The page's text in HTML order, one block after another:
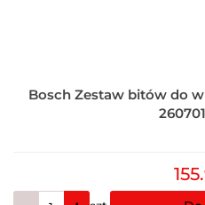
Bosch Zestaw bitów do